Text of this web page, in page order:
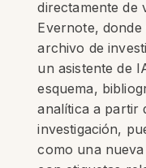
directamente de
Evernote,
archivo de
un asistente de
esquema,
analítica a partir
investigación,
como una